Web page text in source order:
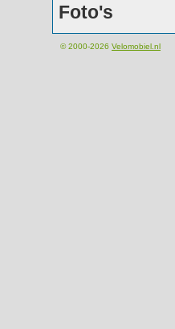
Foto's
© 2000-2026 Velomobiel.nl